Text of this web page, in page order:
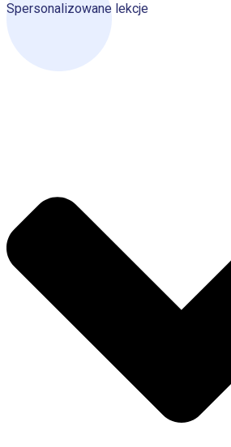
Spersonalizowane lekcje